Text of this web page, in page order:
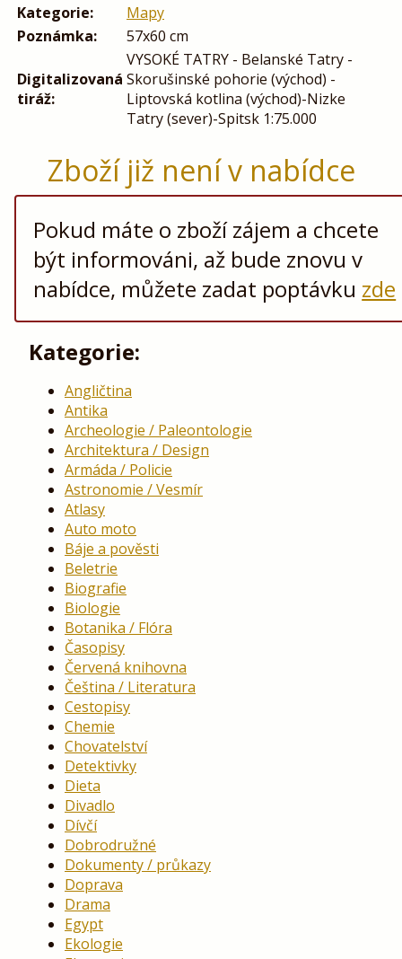
Kategorie:
Mapy
Poznámka:
57x60 cm
Digitalizovaná
tiráž:
VYSOKÉ TATRY - Belanské Tatry -
Skorušinské pohorie (východ) -
Liptovská kotlina (východ)-Nizke
Tatry (sever)-Spitsk 1:75.000
Zboží již není v nabídce
Pokud máte o zboží zájem a chcete
být informováni, až bude znovu v
nabídce, můžete zadat poptávku zde
Kategorie:
Angličtina
Antika
Archeologie / Paleontologie
Architektura / Design
Armáda / Policie
Astronomie / Vesmír
Atlasy
Auto moto
Báje a pověsti
Beletrie
Biografie
Biologie
Botanika / Flóra
Časopisy
Červená knihovna
Čeština / Literatura
Cestopisy
Chemie
Chovatelství
Detektivky
Dieta
Divadlo
Dívčí
Dobrodružné
Dokumenty / průkazy
Doprava
Drama
Egypt
Ekologie